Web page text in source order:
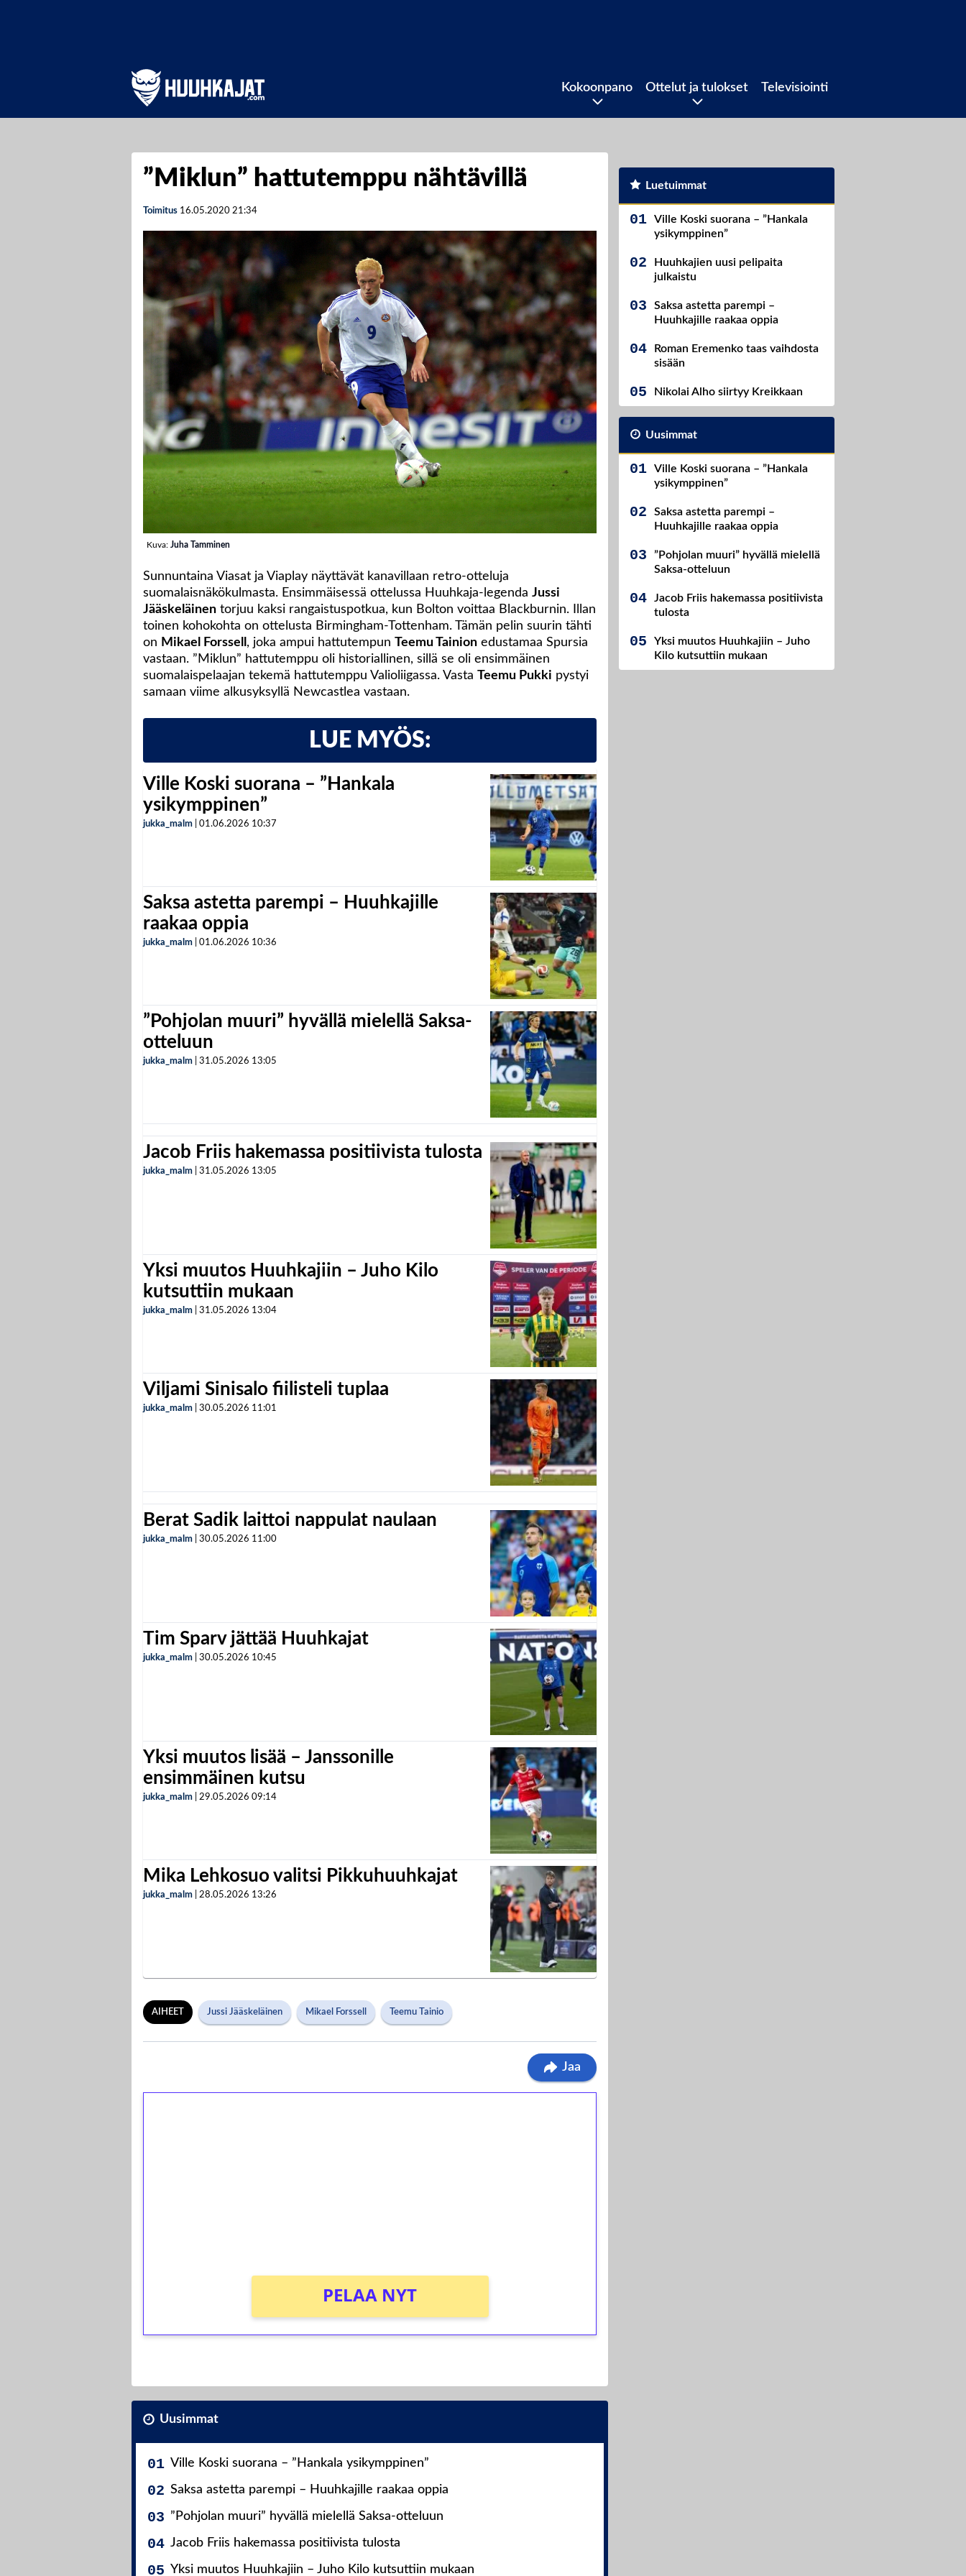
Kokoonpano Ottelut ja tulokset Televisiointi
”Miklun” hattutemppu nähtävillä
Toimitus 16.05.2020 21:34
Kuva: Juha Tamminen
Sunnuntaina Viasat ja Viaplay näyttävät kanavillaan retro-otteluja
suomalaisnäkökulmasta. Ensimmäisessä ottelussa Huuhkaja-legenda Jussi
Jääskeläinen torjuu kaksi rangaistuspotkua, kun Bolton voittaa Blackburnin. Illan
toinen kohokohta on ottelusta Birmingham-Tottenham. Tämän pelin suurin tähti
on Mikael Forssell , joka ampui hattutempun Teemu Tainion edustamaa Spursia
vastaan. ”Miklun” hattutemppu oli historiallinen, sillä se oli ensimmäinen
suomalaispelaajan tekemä hattutemppu Valioliigassa. Vasta Teemu Pukki pystyi
samaan viime alkusyksyllä Newcastlea vastaan.
LUE MYÖS:
Ville Koski suorana – ”Hankala
ysikymppinen”
jukka_malm 01.06.2026 10:37
Saksa astetta parempi – Huuhkajille
raakaa oppia
jukka_malm 01.06.2026 10:36
”Pohjolan muuri” hyvällä mielellä Saksa-
otteluun
jukka_malm 31.05.2026 13:05
Jacob Friis hakemassa positiivista tulosta
jukka_malm 31.05.2026 13:05
Yksi muutos Huuhkajiin – Juho Kilo
kutsuttiin mukaan
jukka_malm 31.05.2026 13:04
Viljami Sinisalo fiilisteli tuplaa
jukka_malm 30.05.2026 11:01
Berat Sadik laittoi nappulat naulaan
jukka_malm 30.05.2026 11:00
Tim Sparv jättää Huuhkajat
jukka_malm 30.05.2026 10:45
Yksi muutos lisää – Janssonille
ensimmäinen kutsu
jukka_malm 29.05.2026 09:14
Mika Lehkosuo valitsi Pikkuhuuhkajat
jukka_malm 28.05.2026 13:26
AIHEET Jussi Jääskeläinen Mikael Forssell Teemu Tainio
Jaa
PELAA NYT
Uusimmat
Ville Koski suorana – ”Hankala ysikymppinen”
Saksa astetta parempi – Huuhkajille raakaa oppia
”Pohjolan muuri” hyvällä mielellä Saksa-otteluun
Jacob Friis hakemassa positiivista tulosta
Yksi muutos Huuhkajiin – Juho Kilo kutsuttiin mukaan
Luetuimmat
Ville Koski suorana – ”Hankala
ysikymppinen”
Huuhkajien uusi pelipaita
julkaistu
Saksa astetta parempi –
Huuhkajille raakaa oppia
Roman Eremenko taas vaihdosta
sisään
Nikolai Alho siirtyy Kreikkaan
Uusimmat
Ville Koski suorana – ”Hankala
ysikymppinen”
Saksa astetta parempi –
Huuhkajille raakaa oppia
”Pohjolan muuri” hyvällä mielellä
Saksa-otteluun
Jacob Friis hakemassa positiivista
tulosta
Yksi muutos Huuhkajiin – Juho
Kilo kutsuttiin mukaan